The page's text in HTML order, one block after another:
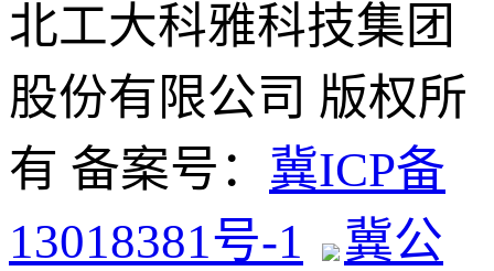
北工大科雅科技集团
股份有限公司 版权所
有 备案号： 冀ICP备
13018381号-1
冀公